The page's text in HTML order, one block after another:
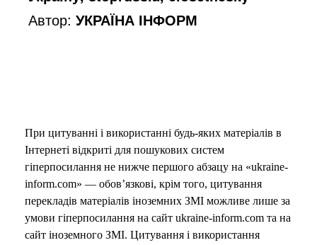
Автор:УКРАЇНА ІНФОРМ
При цитуванні і використанні будь-яких матеріалів в
Інтернеті відкриті для пошукових систем
гіперпосилання не нижче першого абзацу на «ukraine-
inform.com» — обов’язкові, крім того, цитування
перекладів матеріалів іноземних ЗМІ можливе лише за
умови гіперпосилання на сайт ukraine-inform.com та на
сайт іноземного ЗМІ. Цитування і використання